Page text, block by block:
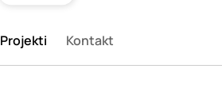
Projekti Kontakt